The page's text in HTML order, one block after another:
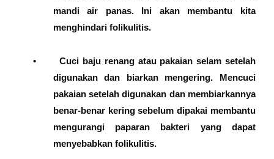
mandi air panas. Ini akan membantu kita
menghindari folikulitis.
•
Cuci baju renang atau pakaian selam setelah
digunakan dan biarkan mengering. Mencuci
pakaian setelah digunakan dan membiarkannya
benar-benar kering sebelum dipakai membantu
mengurangi paparan bakteri yang dapat
menyebabkan folikulitis.